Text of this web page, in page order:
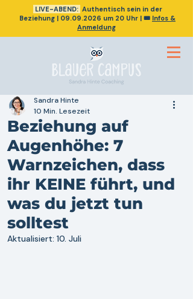
LIVE-ABEND: Authentisch sein in der
Beziehung | 09.09.2026 um 20 Uhr | 🎟️ Infos &
Anmeldung
Beziehung auf
Augenhöhe: 7
Warnzeichen, dass
ihr KEINE führt, und
was du jetzt tun
solltest
Sandra Hinte
10 Min. Lesezeit
Aktualisiert: 10. Juli